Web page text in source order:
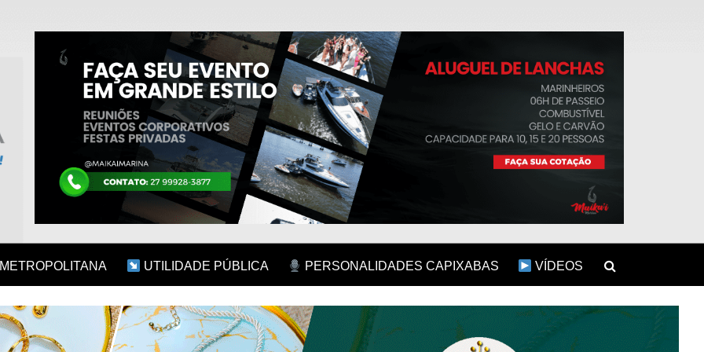
UTILIDADE PÚBLICA PERSONALIDADES CAPIXABAS VÍDEOS